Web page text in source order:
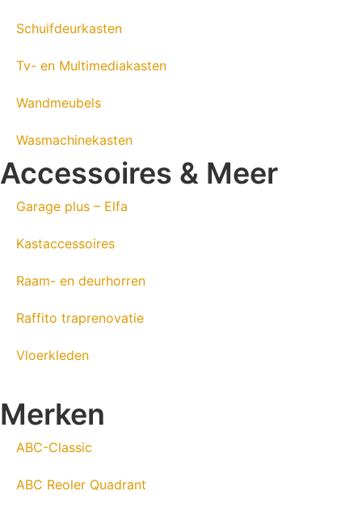
Schuifdeurkasten
Tv- en Multimediakasten
Wandmeubels
Wasmachinekasten
Accessoires & Meer
Garage plus – Elfa
Kastaccessoires
Raam- en deurhorren
Raffito traprenovatie
Vloerkleden
Merken
ABC-Classic
ABC Reoler Quadrant